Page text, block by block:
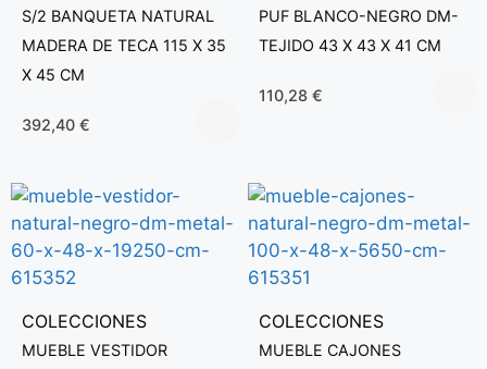
S/2 BANQUETA NATURAL
MADERA DE TECA 115 X 35
X 45 CM
392,40 €
PUF BLANCO-NEGRO DM-
TEJIDO 43 X 43 X 41 CM
110,28 €
COLECCIONES
MUEBLE VESTIDOR
COLECCIONES
MUEBLE CAJONES